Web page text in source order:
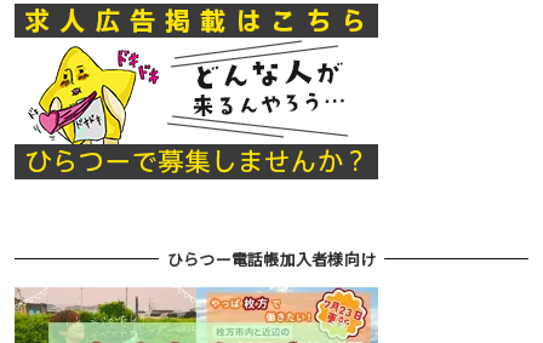
ひらつー電話帳加入者様向け